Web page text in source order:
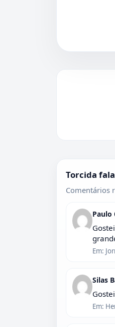
Torcida
Comentários
Paulo
Em:
Silas
Em: